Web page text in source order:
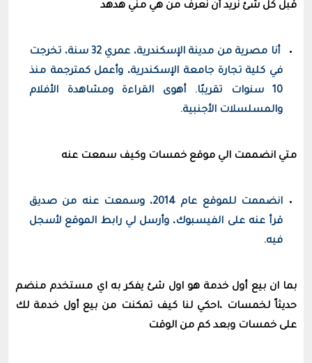
قبل كل شئ نريد أن نعرف من هي مني هدهد
أنا مصرية من مدينة الإسكندرية، عمري 32 سنة، تخرجت
في كلية تجارة جامعة الإسكندرية، وأعمل كمترجمة منذ
10 سنوات تقريبًا. أهوى القراءة ومشاهدة الأفلام
والمسلسلات الأجنبية.
متي انضممت الي موقع خمسات وكيف سمعت عنه
انضممت للموقع عام 2014، وسمعت عنه من صديق
قرأ عنه على الفيسبوك، وأرسل لي رابط الموقع لأسجل
فيه.
بما ان بيع أول خدمة هو اول شئ يفكر به اي مستخدم منضم
حديثاً لخمسات ،احكي لنا كيف تمكنت من بيع أول خدمة لك
على خمسات وبعد كم من الوقت